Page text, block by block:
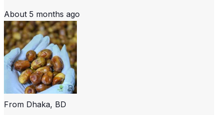
About 5 months ago
From Dhaka, BD